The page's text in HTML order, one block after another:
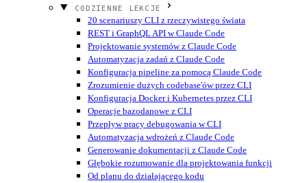
CODZIENNE LEKCJE
20 scenariuszy CLI z rzeczywistego świata
REST i GraphQL API w Claude Code
Projektowanie systemów z Claude Code
Automatyzacja zadań z Claude Code
Konfiguracja pipeline za pomocą Claude Code
Zrozumienie dużych codebase'ów przez CLI
Konfiguracja Docker i Kubernetes przez CLI
Operacje bazodanowe z CLI
Przepływ pracy debugowania w CLI
Automatyzacja wdrożeń z Claude Code
Generowanie dokumentacji z Claude Code
Głębokie rozumowanie dla projektowania funkcji
Od planu do działającego kodu